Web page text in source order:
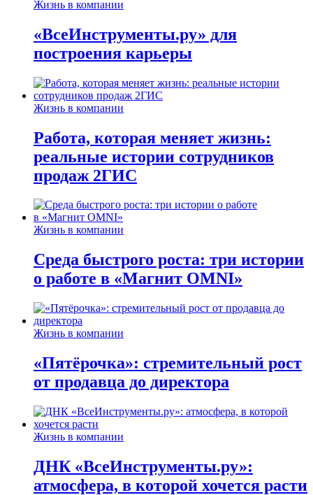
Жизнь в компании
«ВсеИнструменты.ру» для
построения карьеры
Жизнь в компании
Работа, которая меняет жизнь:
реальные истории сотрудников
продаж 2ГИС
Жизнь в компании
Среда быстрого роста: три истории
о работе в «Магнит OMNI»
Жизнь в компании
«Пятёрочка»: стремительный рост
от продавца до директора
Жизнь в компании
ДНК «ВсеИнструменты.ру»:
атмосфера, в которой хочется расти